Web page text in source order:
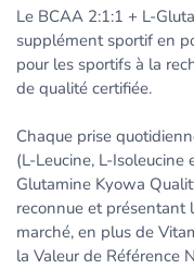
Le BCAA 2:1:1 + L-
supplément sportif en
pour les sportifs à la
de qualité certifiée.
Chaque prise
(L-Leucine, L-
Glutamine Kyowa
reconnue et présentant
marché, en plus de
la Valeur de Référence